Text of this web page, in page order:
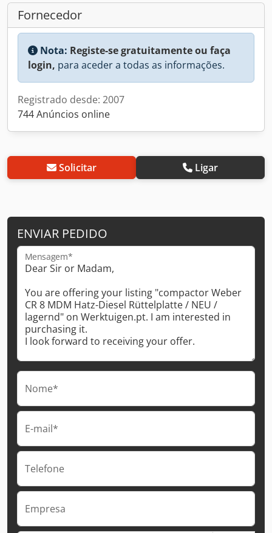
Fornecedor
Nota: Registe-se gratuitamente ou faça
login, para aceder a todas as informações.
Registrado desde: 2007
744 Anúncios online
Solicitar Ligar
ENVIAR PEDIDO
Mensagem*
Nome*
E-mail*
Telefone
Empresa